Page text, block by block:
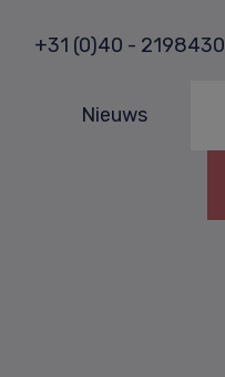
+31 (0)40 - 2198430
Nieuws